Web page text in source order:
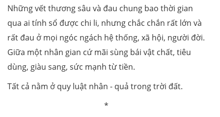
Những vết thương sâu và đau chung bao thời gian
qua ai tính sổ được chi li, nhưng chắc chắn rất lớn và
rất đau ở mọi ngóc ngách hệ thống, xã hội, người đời.
Giữa một nhân gian cứ mãi sùng bái vật chất, tiêu
dùng, giàu sang, sức mạnh từ tiền.
Tất cả nằm ở quy luật nhân - quả trong trời đất.
*